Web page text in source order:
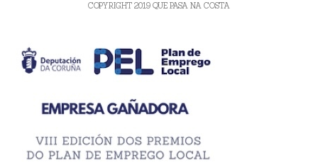
COPYRIGHT 2019 QUE PASA NA COSTA